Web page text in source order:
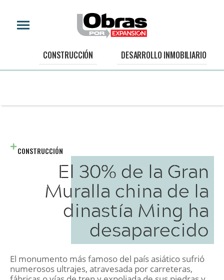
CONSTRUCCIÓN DESARROLLO INMOBILIARIO
CONSTRUCCIÓN
El 30% de la Gran
Muralla china de la
dinastía Ming ha
desaparecido
El monumento más famoso del país asiático sufrió
numerosos ultrajes, atravesada por carreteras,